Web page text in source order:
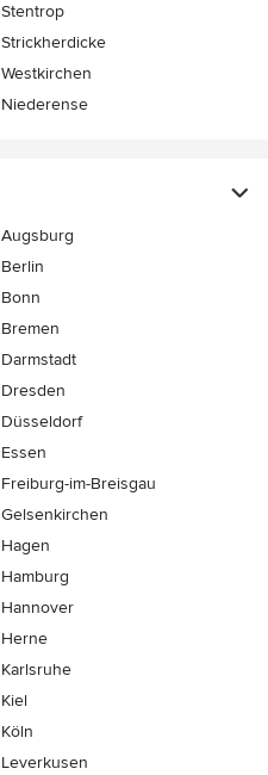
Stentrop
Strickherdicke
Westkirchen
Niederense
Augsburg
Berlin
Bonn
Bremen
Darmstadt
Dresden
Düsseldorf
Essen
Freiburg-im-Breisgau
Gelsenkirchen
Hagen
Hamburg
Hannover
Herne
Karlsruhe
Kiel
Köln
Leverkusen